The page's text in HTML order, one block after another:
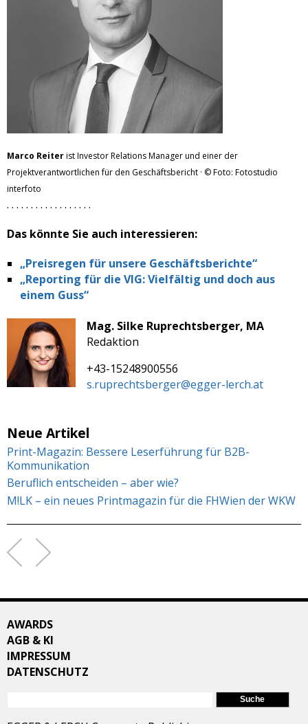
Marco Reiterist Investor Relations Manager und einer der
Projektverantwortlichen für den Geschäftsbericht · ©Foto: Fotostudio
interfoto
. . . . . . . . . . . . . . . . . .
Das könnte Sie auch interessieren:
„Preisregen für unsere Geschäftsberichte“
„Reporting für die VIG: Vielfältig und doch aus
einem Guss“
Mag. Silke Ruprechtsberger, MA
Redaktion
+43-15248900556
s.ruprechtsberger@egger-lerch.at
Neue Artikel
Print-Magazin: Bessere Leserführung für B2B-
Kommunikation
Beruflich entscheiden – aber wie?
M!LK – ein neues Printmagazin für die FHWien der WKW
AWARDS
AGB & KI
IMPRESSUM
DATENSCHUTZ